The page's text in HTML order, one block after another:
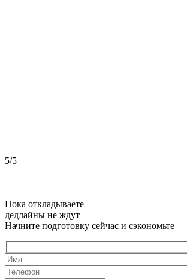
5/5
Пока откладываете —
дедлайны не ждут
Начните подготовку сейчас и сэкономьте